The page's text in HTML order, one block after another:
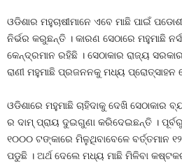
ଓଡିଶାର ମହୁଚାଷୀମାନେ ଏବେ ମାଛି ପାଇଁ
ନିର୍ଭର କରୁଛନ୍ତି । କାରଣ ସେଠାରେ ମହୁମାଛି
କେନ୍ଦ୍ରମାନ ରହିଛି । ସେଠାକାର ରାଜ୍ୟ
ରାଣୀ ମହୁମାଛି ପ୍ରଜନନକୁ ମଧ୍ୟ ପ୍ରୋତ୍ସାହନ
ଓଡିଶାରେ ମହୁମାଛି ଚାହିଦାକୁ ଦେଖି ସେଠାକାର
ର ଦାମ୍‍ ପ୍ରାୟ ଦୁଇଗୁଣା କରିଦେଇଛନ୍ତି ।
୧୦୦୦ ଟଙ୍କାରେ ମିଳୁଥିବାବେଳେ ବର୍ତ୍ତମାନ
ପଡୁଛି । ଅର୍ଥ ଦେଲେ ମଧ୍ୟ ମାଛି ମିଳିବା